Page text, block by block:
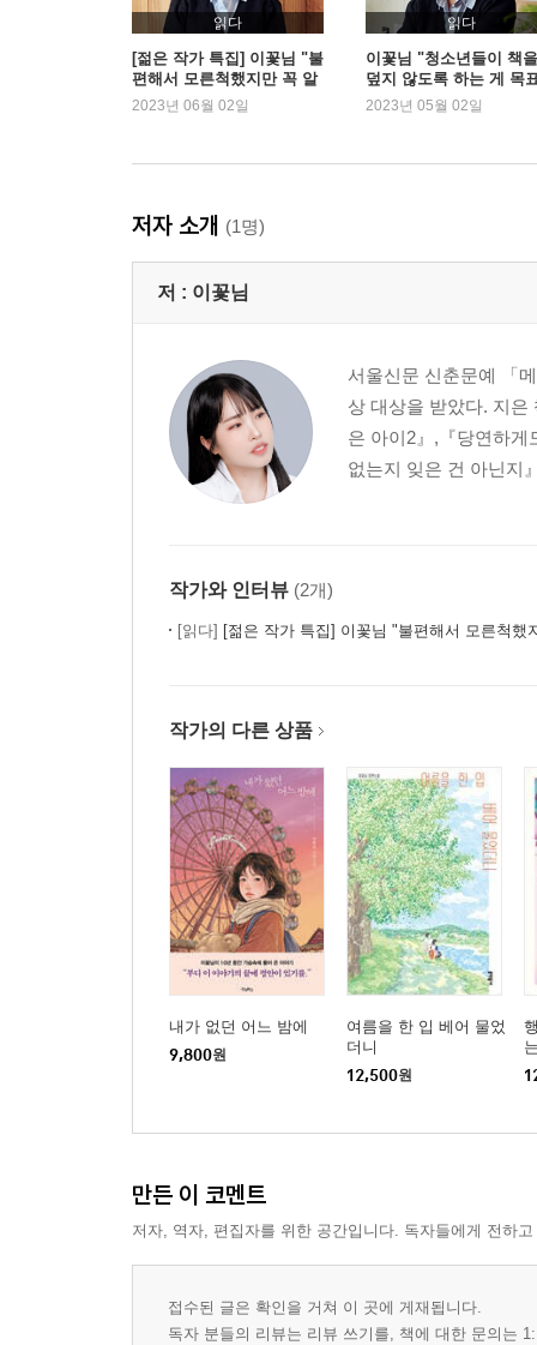
21. 정말정말 미안한 언니에게
22. 굳게 믿는 동생에게
23. 즐거운 하루를 보내고 있을 언니에게
24. 미래의 동생에게
28. 불쌍한 동생에게
29. 일백 퍼센트 믿는 언니에게
30. 날 걱정해 주는 고마운 동생에게
32. 행복해하고 있을 언니에게
33. 은유에게
34. 우리 귀염둥이 은유에게
35. 이모 아닌 언니에게
36. 여전히 내 동생인 은유에게
39. 언니에게
41. 보내지 못한 편지_은유에게
읽다
[젊은 작가 특집] 이꽃님 "불
편해서 모른척했지만 꼭 알
아야 하는 이야기"
2023년 06월 02일
읽다
이꽃님 "청소년들이 책을
덮지 않도록 하는 게 목
요"
2023년 05월 02일
저자 소개 (1명)
저 : 이꽃님
서울신문 신춘문예 「
상 대상을 받았다. 지
은 아이2』,『당연하
없는지 잊은 건 아닌지
작가와 인터뷰 (2개)
[읽다] [젊은 작가 특집] 이꽃님 "불편해서 모른척했지만
작가의 다른 상품
내가 없던 어느 밤에
9,800원
여름을 한 입 베어 물었
더니
12,500원
만든 이 코멘트
저자, 역자, 편집자를 위한 공간입니다. 독자들에게 전하
접수된 글은 확인을 거쳐 이 곳에 게재됩니다.
독자 분들의 리뷰는 리뷰 쓰기를, 책에 대한 문의는